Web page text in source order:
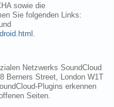
sowie die
Sie folgenden Links:
Netzwerks SoundCloud
Berners Street, London W1T
Plugins erkennen
Seiten.